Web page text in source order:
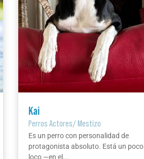
Kai
Perros Actores/Mestizo
Es un perro con personalidad de
protagonista absoluto. Está un poco
loco —en el...